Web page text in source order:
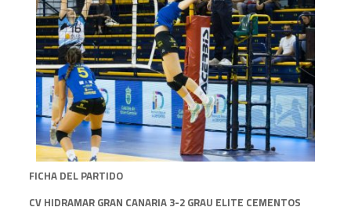
FICHA DEL PARTIDO
CV HIDRAMAR GRAN CANARIA 3-2 GRAU ELITE CEMENTOS